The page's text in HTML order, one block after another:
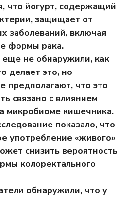
что йогурт, содержащий
защищает от
заболеваний, включая
формы рака.
не обнаружили, как
делает это, но
предполагают, что это
связано с влиянием
микробиоме кишечника.
показало, что
употребление «живого»
снизить вероятность
колоректального
обнаружили, что у